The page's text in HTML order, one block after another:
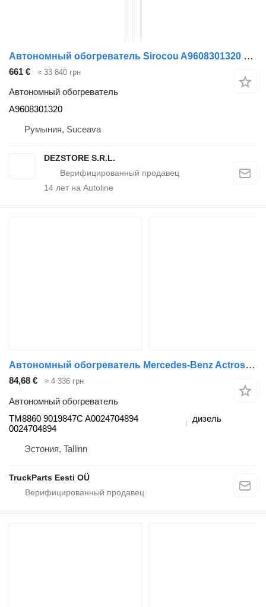
Автономный обогреватель Sirocou A9608301320 для тягача Mercedes-Benz ACTROS MP4
661 € ≈ 33 840 грн
Автономный обогреватель
A9608301320
Румыния, Suceava
DEZSTORE S.R.L.
14 лет на Autoline
Автономный обогреватель Mercedes-Benz Actros MP4 1848 (01.12-) TM8860 9019847C для тягача Mercedes-Benz Actros MP4 Antos Arocs (2012-)
84,68 € ≈ 4 336 грн
Автономный обогреватель
TM8860 9019847C A0024704894
0024704894
дизель
Эстония, Tallinn
TruckParts Eesti OÜ